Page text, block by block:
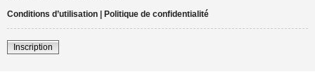
Conditions d’utilisation | Politique de confidentialité
Inscription